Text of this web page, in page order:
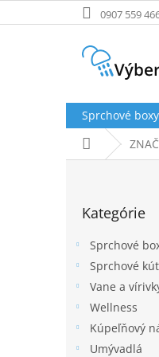
na
0907 559
Sprchové boxy
Domov
kategórie
Kategórie
Sprchové
Sprchové
Vane a
Wellness
Kúpeľňový
Umývadlá